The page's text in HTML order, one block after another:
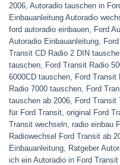
2006 Autoradio tauschen in
Einbauanleitung Autoradio
ford autoradio einbauen
Ford
Autoradio Einbauanleitung
Transit CD Radio 2 DIN
tauschen
Ford Transit Radio
6000CD tauschen
Ford Transit
Radio 7000 tauschen
Ford
tauschen ab 2006
Ford Transit
für Ford Transit original Ford
Transit wechseln radio einbau
Radiowechsel Ford Transit ab
Einbauanleitung
Ratgeber
ich ein Autoradio in Ford Transit